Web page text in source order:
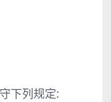
下列规定: